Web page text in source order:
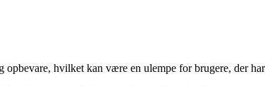
hvilket kan være en ulempe for brugere, der har